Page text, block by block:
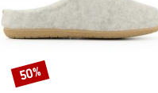
Rabat
50%